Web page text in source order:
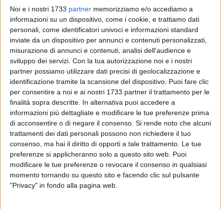
Noi e i nostri 1733 partner memorizziamo e/o accediamo a
informazioni su un dispositivo, come i cookie, e trattiamo dati
personali, come identificatori univoci e informazioni standard
inviate da un dispositivo per annunci e contenuti personalizzati,
misurazione di annunci e contenuti, analisi dell'audience e
sviluppo dei servizi. Con la tua autorizzazione noi e i nostri
partner possiamo utilizzare dati precisi di geolocalizzazione e
identificazione tramite la scansione del dispositivo. Puoi fare clic
per consentire a noi e ai nostri 1733 partner il trattamento per le
finalità sopra descritte. In alternativa puoi accedere a
informazioni più dettagliate e modificare le tue preferenze prima
di acconsentire o di negare il consenso. Si rende noto che alcuni
trattamenti dei dati personali possono non richiedere il tuo
consenso, ma hai il diritto di opporti a tale trattamento. Le tue
preferenze si applicheranno solo a questo sito web. Puoi
modificare le tue preferenze o revocare il consenso in qualsiasi
momento tornando su questo sito e facendo clic sul pulsante
"Privacy" in fondo alla pagina web.
Il Settore Servizi Scolastici comunica che martedì 16
Settembre 2025 sarà avviato il Servizio di Trasporto
Scolastico per l'Anno Scolastico 2025/2026. Il servizio è
rivolto a:
· alunni con disabilità che frequentano la scuola
dell'infanzia, primaria e secondaria di 1° grado;
· alunni residenti in territorio extraurbano che frequentano la
scuola dell'infanzia e dell'obbligo;
· studenti con disabilità che frequentano gli istituti secondari
di 2° grado.